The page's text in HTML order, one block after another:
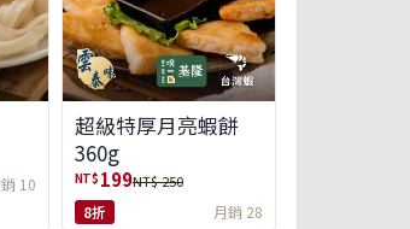
10
超級特厚月亮蝦餅
360g
NT$ 199NT$ 250
8折 月銷 28